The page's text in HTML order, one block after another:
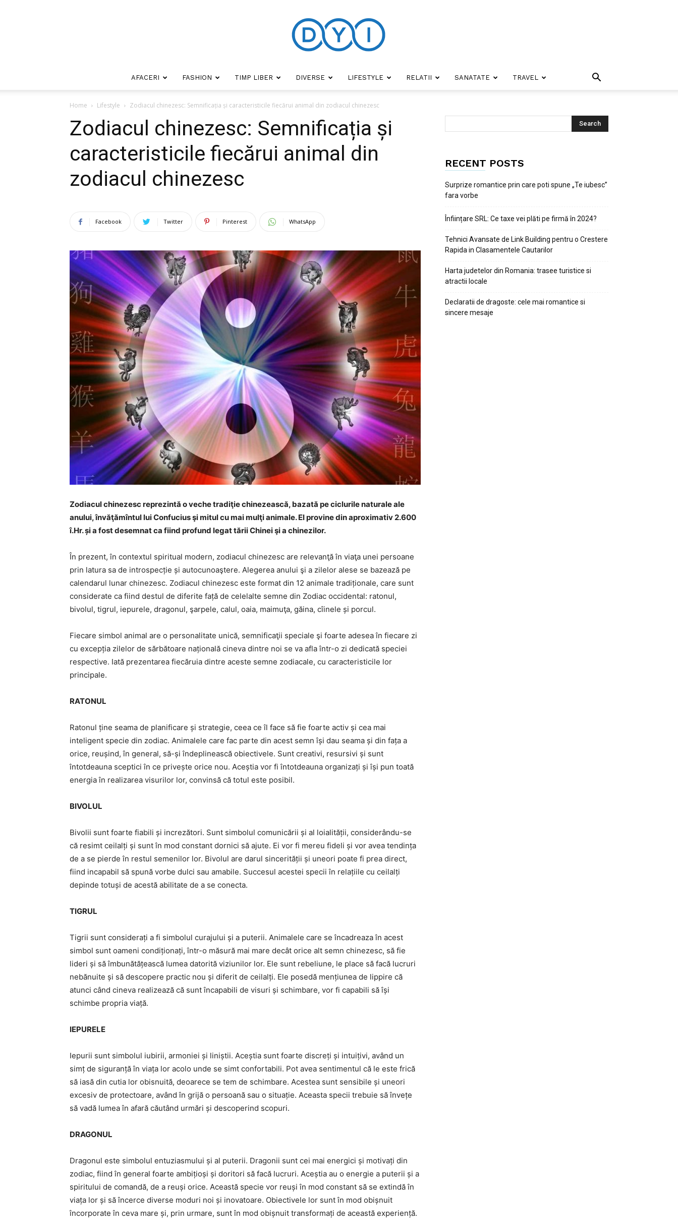
AFACERI FASHION TIMP LIBER DIVERSE LIFESTYLE RELATII SANATATE TRAVEL
Home Lifestyle Zodiacul chinezesc: Semnificația și caracteristicile fiecărui animal din zodiacul chinezesc
Zodiacul chinezesc: Semnificația și
caracteristicile fiecărui animal din
zodiacul chinezesc
Facebook Twitter Pinterest WhatsApp
Zodiacul chinezesc reprezintă o veche tradiţie chinezească, bazată pe ciclurile naturale ale
anului, învăţămîntul lui Confucius şi mitul cu mai mulţi animale. El provine din aproximativ 2.600
î.Hr. și a fost desemnat ca fiind profund legat tării Chinei şi a chinezilor.
În prezent, în contextul spiritual modern, zodiacul chinezesc are relevanţă în viaţa unei persoane
prin latura sa de introspecție și autocunoaştere. Alegerea anului şi a zilelor alese se bazează pe
calendarul lunar chinezesc. Zodiacul chinezesc este format din 12 animale tradiționale, care sunt
considerate ca fiind destul de diferite față de celelalte semne din Zodiac occidental: ratonul,
bivolul, tigrul, iepurele, dragonul, şarpele, calul, oaia, maimuţa, găina, cîinele și porcul.
Fiecare simbol animal are o personalitate unică, semnificaţii speciale şi foarte adesea în fiecare zi
cu excepția zilelor de sărbătoare națională cineva dintre noi se va afla într-o zi dedicată speciei
respective. Iată prezentarea fiecăruia dintre aceste semne zodiacale, cu caracteristicile lor
principale.
RATONUL
Ratonul ține seama de planificare și strategie, ceea ce îl face să fie foarte activ și cea mai
inteligent specie din zodiac. Animalele care fac parte din acest semn își dau seama și din fața a
orice, reușind, în general, să-și îndeplinească obiectivele. Sunt creativi, resursivi și sunt
întotdeauna sceptici în ce privește orice nou. Aceștia vor fi întotdeauna organizați și își pun toată
energia în realizarea visurilor lor, convinsă că totul este posibil.
BIVOLUL
Bivolii sunt foarte fiabili și increzători. Sunt simbolul comunicării și al loialității, considerându-se
că resimt ceilalți și sunt în mod constant dornici să ajute. Ei vor fi mereu fideli și vor avea tendința
de a se pierde în restul semenilor lor. Bivolul are darul sincerității și uneori poate fi prea direct,
fiind incapabil să spună vorbe dulci sau amabile. Succesul acestei specii în relațiile cu ceilalți
depinde totuși de acestă abilitate de a se conecta.
TIGRUL
Tigrii sunt considerați a fi simbolul curajului și a puterii. Animalele care se încadreaza în acest
simbol sunt oameni condiționați, într-o măsură mai mare decât orice alt semn chinezesc, să fie
lideri și să îmbunătățească lumea datorită viziunilor lor. Ele sunt rebeliune, le place să facă lucruri
nebănuite și să descopere practic nou și diferit de ceilalți. Ele posedă mențiunea de lippire că
atunci când cineva realizează că sunt încapabili de visuri și schimbare, vor fi capabili să își
schimbe propria viață.
IEPURELE
Iepurii sunt simbolul iubirii, armoniei și liniștii. Aceștia sunt foarte discreți și intuițivi, având un
simț de siguranță în viața lor acolo unde se simt confortabili. Pot avea sentimentul că le este frică
să iasă din cutia lor obisnuită, deoarece se tem de schimbare. Acestea sunt sensibile și uneori
excesiv de protectoare, având în grijă o persoană sau o situație. Aceasta specii trebuie să învețe
să vadă lumea în afară căutând urmări și descoperind scopuri.
DRAGONUL
Dragonul este simbolul entuziasmului și al puterii. Dragonii sunt cei mai energici și motivați din
zodiac, fiind în general foarte ambițioși și doritori să facă lucruri. Aceștia au o energie a puterii și a
spiritului de comandă, de a reuși orice. Această specie vor reuși în mod constant să se extindă în
viața lor și să încerce diverse moduri noi și inovatoare. Obiectivele lor sunt în mod obișnuit
încorporate în ceva mare și, prin urmare, sunt în mod obișnuit transformați de această experiență.
RECENT POSTS
Surprize romantice prin care poti spune „Te iubesc”
fara vorbe
Înființare SRL: Ce taxe vei plăti pe firmă în 2024?
Tehnici Avansate de Link Building pentru o Crestere
Rapida in Clasamentele Cautarilor
Harta judetelor din Romania: trasee turistice si
atractii locale
Declaratii de dragoste: cele mai romantice si
sincere mesaje